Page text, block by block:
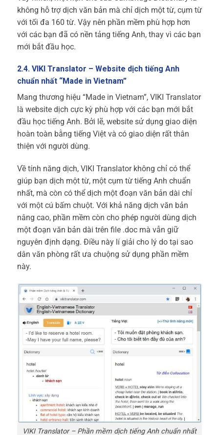
không hỗ trợ dịch văn bản mà chỉ dịch một từ, cụm từ
với tối đa 160 từ. Vậy nên phần mềm phù hợp hơn
với các bạn đã có nền tảng tiếng Anh, thay vì các bạn
mới bắt đầu học.
2.4. VIKI Translator – Website dịch tiếng Anh
chuẩn nhất “Made in Vietnam”
Mang thương hiệu “Made in Vietnam”, VIKI Translator
là website dịch cực kỳ phù hợp với các bạn mới bắt
đầu học tiếng Anh. Bởi lẽ, website sử dụng giao diện
hoàn toàn bằng tiếng Việt và có giao diện rất thân
thiện với người dùng.
Về tính năng dịch, VIKI Translator không chỉ có thể
giúp bạn dịch một từ, một cụm từ tiếng Anh chuẩn
nhất, mà còn có thể dịch một đoạn văn bản dài chỉ
với một cú bấm chuột. Với khả năng dịch văn bản
nâng cao, phần mềm còn cho phép người dùng dịch
một đoạn văn bản dài trên file .doc mà vẫn giữ
nguyên định dạng. Điều này lí giải cho lý do tại sao
dân văn phòng rất ưa chuộng sử dụng phần mềm
này.
VIKI Translator – Phần mềm dịch tiếng Anh chuẩn nhất